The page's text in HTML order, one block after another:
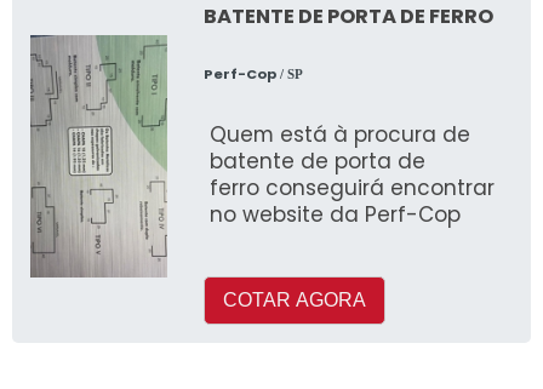
BATENTE DE PORTA DE FERRO
Perf-Cop/ SP
Quem está à procura de
batente de porta de
ferro conseguirá encontrar
no website da Perf-Cop
COTAR AGORA